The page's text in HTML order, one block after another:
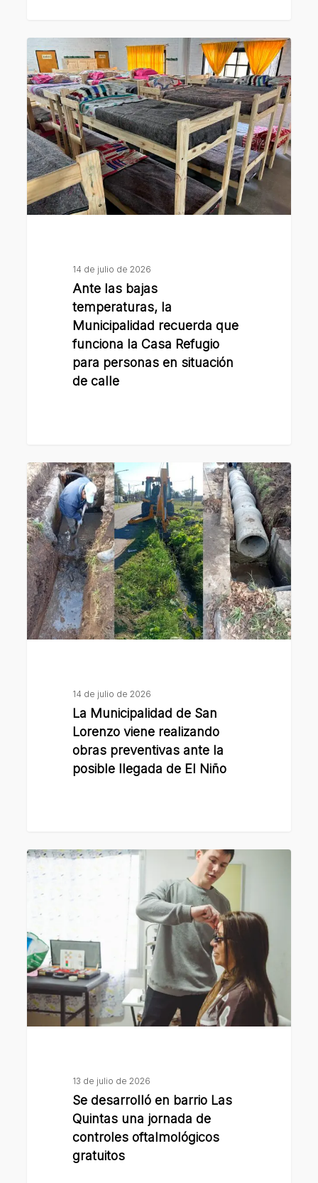
Ante
las
bajas
temperaturas,
la
Municipalidad
recuerda
que
funciona
personas
situación
14 de julio de 2026
Ante las bajas
temperaturas, la
Municipalidad recuerda que
funciona la Casa Refugio
para personas en situación
de calle
La
Municipalidad
de
San
Lorenzo
viene
realizando
obras
preventivas
14 de julio de 2026
La Municipalidad de San
Lorenzo viene realizando
obras preventivas ante la
posible llegada de El Niño
Se
desarrolló
en
barrio
Las
Quintas
una
jornada
de
gratuitos13 de julio de 2026
Se desarrolló en barrio Las
Quintas una jornada de
controles oftalmológicos
gratuitos